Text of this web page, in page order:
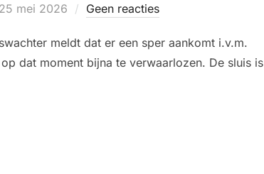
Geplaatst
25 mei 2026 Geen reacties
meldt dat er een sper aankomt i.v.m.
dat moment bijna te verwaarlozen. De sluis is